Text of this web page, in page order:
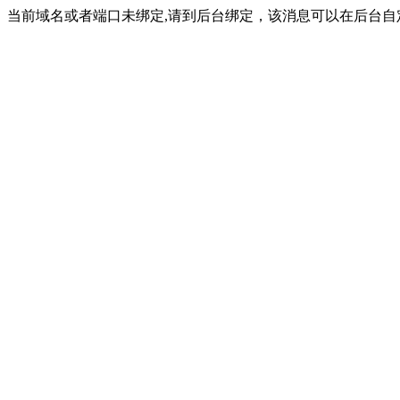
当前域名或者端口未绑定,请到后台绑定，该消息可以在后台自